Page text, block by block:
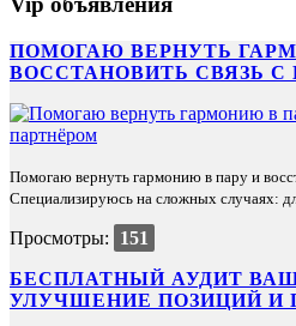
ПОМОГАЮ ВЕРНУТЬ
ВОССТАНОВИТЬ СВЯЗЬ С
Помогаю вернуть гармонию в пару и
Специализируюсь на сложных случаях:
Просмотры:
151
БЕСПЛАТНЫЙ АУДИТ
УЛУЧШЕНИЕ ПОЗИЦИЙ И